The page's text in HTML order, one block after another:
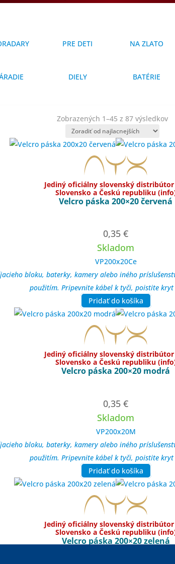
PRE DETI NA ZLATO
DIELY BATÉRIE
Zobrazených 1–45 z 87 výsledkov
Jediný oficiálny slovenský
Slovensko a Českú republiku
Velcro páska 200×20 červená
0,35 €
Skladom
VP200x20Ce
bloku, baterky, kamery alebo iného
použitím. Pripevnite kábel k tyči, poistite
Pridať do košíka
Jediný oficiálny slovenský
Slovensko a Českú republiku
Velcro páska 200×20 modrá
0,35 €
Skladom
VP200x20M
bloku, baterky, kamery alebo iného
použitím. Pripevnite kábel k tyči, poistite
Pridať do košíka
Jediný oficiálny slovenský
Slovensko a Českú republiku
Velcro páska 200×20 zelená